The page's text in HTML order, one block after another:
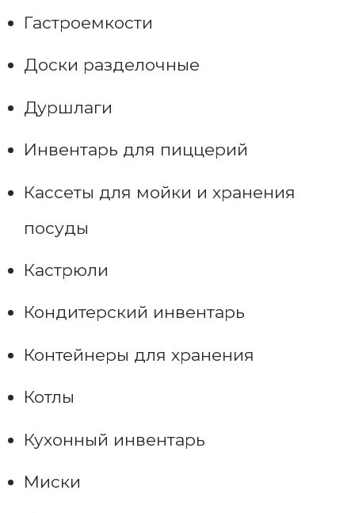
Гастроемкости
Доски разделочные
Дуршлаги
Инвентарь для пиццерий
Кассеты для мойки и хранения
посуды
Кастрюли
Кондитерский инвентарь
Контейнеры для хранения
Котлы
Кухонный инвентарь
Миски